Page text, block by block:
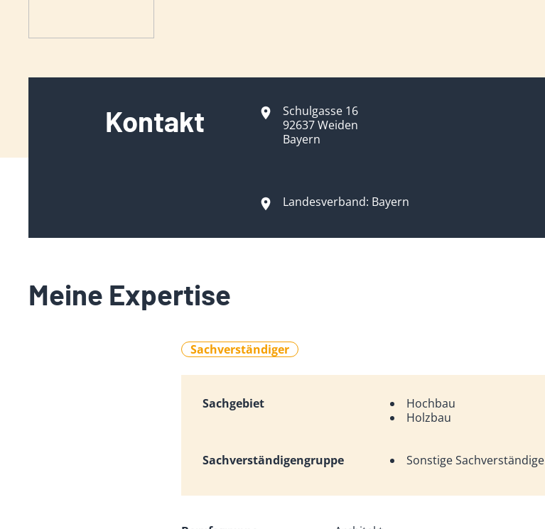
Kontakt
Schulgasse 16
92637 Weiden
Bayern
Landesverband: Bayern
Meine Expertise
Sachverständiger
Sachgebiet
Hochbau
Holzbau
Sachverständigengruppe Sonstige Sachverständige